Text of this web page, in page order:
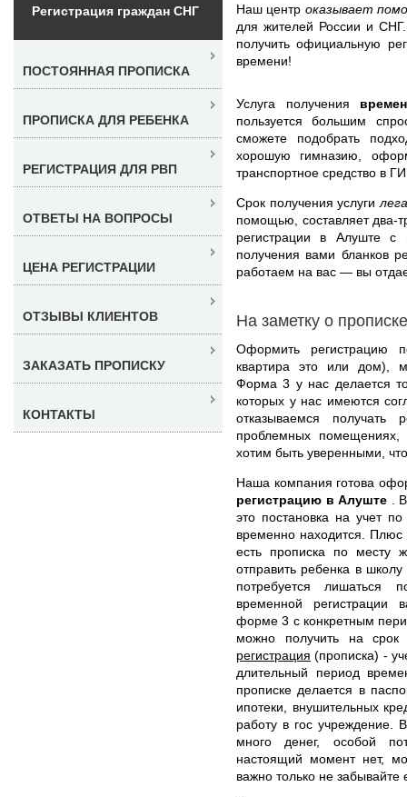
Наш центр оказывает
для жителей России и
получить официальную
времени!
Услуга получения
пользуется большим
сможете подобрать
хорошую гимназию,
транспортное средство в
Срок получения услуги
помощью, составляет два-
регистрации в Алуште с
получения вами бланков
работаем на вас — вы
На заметку о прописке
Оформить регистрацию
квартира это или дом),
Форма 3 у нас делается
которых у нас имеются
отказываемся получать
проблемных
хотим быть уверенными,
Наша компания готова
регистрацию в Алуште
.
это постановка на учет
временно находится. Плюс
есть прописка по месту
отправить ребенка в
потребуется лишаться
временной
форме 3 с конкретным
можно получить на
регистрация (прописка) -
длительный период
прописке делается в
ипотеки, внушительных
работу в гос учреждение.
много денег, особой
настоящий момент нет,
важно только не
Регистрация граждан СНГ
ПОСТОЯННАЯ ПРОПИСКА
ПРОПИСКА ДЛЯ РЕБЕНКА
РЕГИСТРАЦИЯ ДЛЯ РВП
ОТВЕТЫ НА ВОПРОСЫ
ЦЕНА РЕГИСТРАЦИИ
ОТЗЫВЫ КЛИЕНТОВ
ЗАКАЗАТЬ ПРОПИСКУ
КОНТАКТЫ